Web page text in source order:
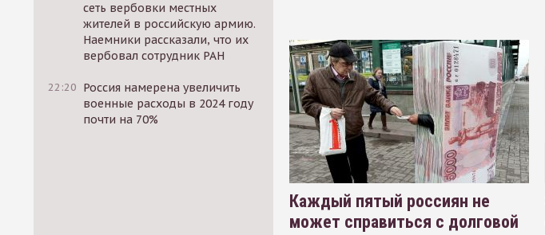
сеть вербовки местных
жителей в российскую армию.
Наемники рассказали, что их
вербовал сотрудник РАН
22:20 Россия намерена увеличить
военные расходы в 2024 году
почти на 70%
Каждый пятый россиян не
может справиться с долговой